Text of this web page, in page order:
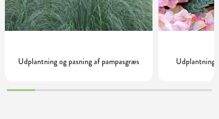
Udplantning og pasning af pampasgræs Udplantning